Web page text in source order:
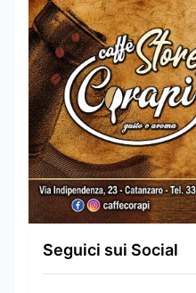
Seguici sui Social